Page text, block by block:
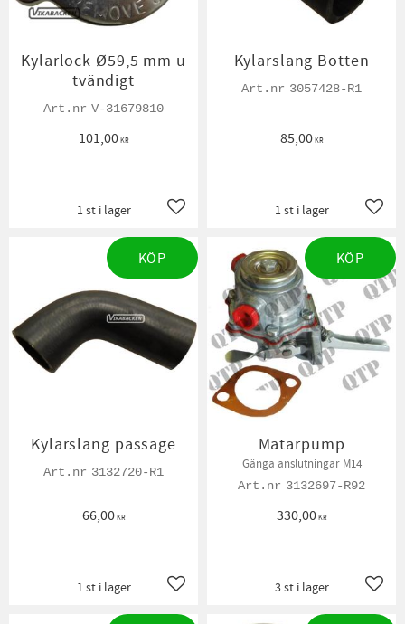
Kylarlock Ø59,5 mm u
tvändigt
V-31679810
101,00KR
Lägg till i favoriter
1 st i lager
Kylarslang Botten
3057428-R1
85,00KR
1 st i lager
Kylarslang passage
3132720-R1
66,00KR
Lägg till i favoriter
1 st i lager
KÖP
Matarpump
Gänga anslutningar M14
3132697-R92
330,00KR
3 st i lager
KÖP